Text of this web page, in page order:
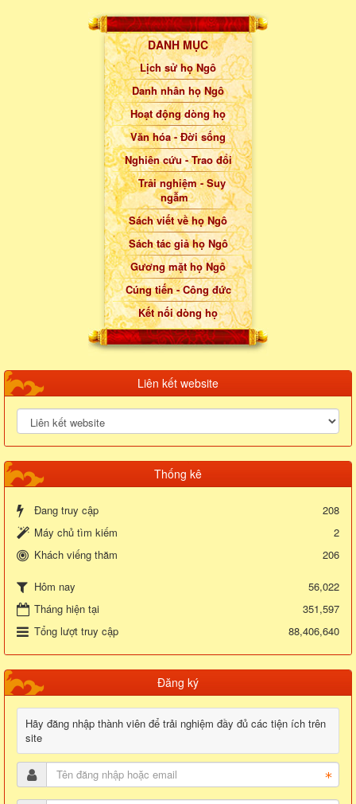
DANH MỤC
Lịch sử họ Ngô
Danh nhân họ Ngô
Hoạt động dòng họ
Văn hóa - Đời sống
Nghiên cứu - Trao đổi
Trải nghiệm - Suy
ngẫm
Sách viết về họ Ngô
Sách tác giả họ Ngô
Gương mặt họ Ngô
Cúng tiến - Công đức
Kết nối dòng họ
Liên kết website
Thống kê
Đang truy cập
208
Máy chủ tìm kiếm
2
Khách viếng thăm
206
Hôm nay
56,022
Tháng hiện tại
351,597
Tổng lượt truy cập
88,406,640
Đăng ký
Hãy đăng nhập thành viên để trải nghiệm đầy đủ các tiện ích trên
site